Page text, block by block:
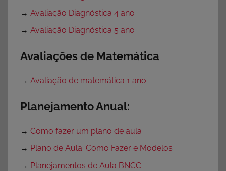
→ Avaliação Diagnóstica 4 ano
→ Avaliação Diagnóstica 5 ano
Avaliações de Matemática
→ Avaliação de matemática 1 ano
Planejamento Anual:
→ Como fazer um plano de aula
→ Plano de Aula: Como Fazer e Modelos
→ Planejamentos de Aula BNCC